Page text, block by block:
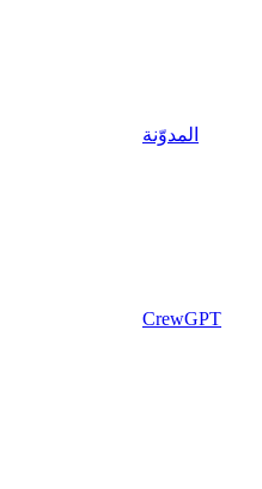
المدوّنة
CrewGPT